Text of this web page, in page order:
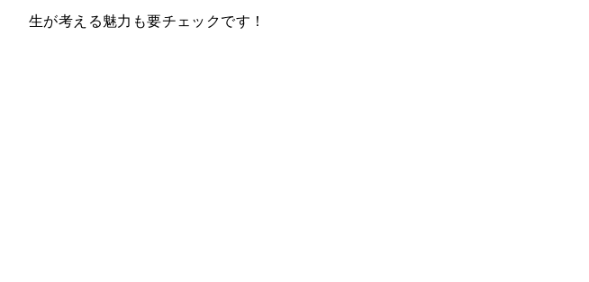
生が考える魅力も要チェックです！